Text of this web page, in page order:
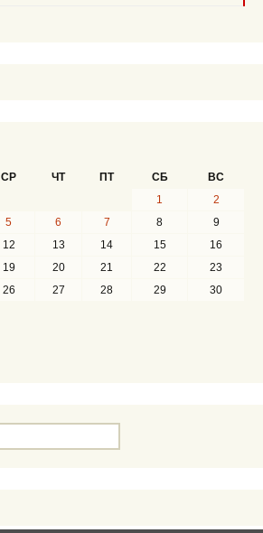
СР ЧТ ПТ СБ ВС
1
2
5 6 7 8
9
12 13 14 15
16
19 20 21 22
23
26 27 28 29
30